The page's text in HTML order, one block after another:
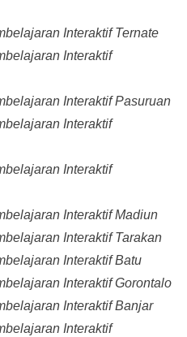
Interaktif Ternate
Interaktif
Interaktif Pasuruan
Interaktif
Interaktif
Interaktif Madiun
Interaktif Tarakan
Interaktif Batu
Interaktif Gorontalo
Interaktif Banjar
Interaktif